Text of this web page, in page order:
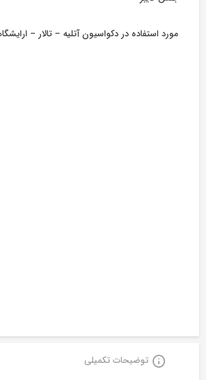
مورد استفاده در دکواسیون آتلیه – تالار –
توضیحات تکمیلی